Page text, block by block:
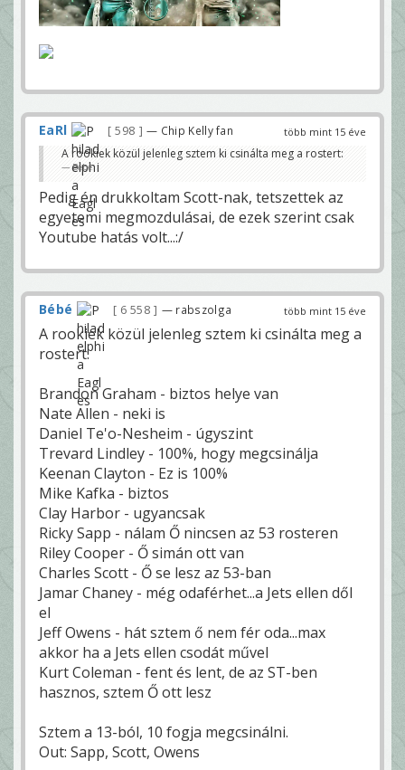
több mint 15 éve
EaRl 598 — Chip Kelly fan
A rookiek közül jelenleg sztem ki csinálta meg a rostert:
Bébé
Pedig én drukkoltam Scott-nak, tetszettek az
egyetemi megmozdulásai, de ezek szerint csak
Youtube hatás volt...:/
több mint 15 éve
Bébé 6 558 — rabszolga
A rookiek közül jelenleg sztem ki csinálta meg a
rostert:
Brandon Graham - biztos helye van
Nate Allen - neki is
Daniel Te'o-Nesheim - úgyszint
Trevard Lindley - 100%, hogy megcsinálja
Keenan Clayton - Ez is 100%
Mike Kafka - biztos
Clay Harbor - ugyancsak
Ricky Sapp - nálam Ő nincsen az 53 rosteren
Riley Cooper - Ő simán ott van
Charles Scott - Ő se lesz az 53-ban
Jamar Chaney - még odaférhet...a Jets ellen dől
el
Jeff Owens - hát sztem ő nem fér oda...max
akkor ha a Jets ellen csodát művel
Kurt Coleman - fent és lent, de az ST-ben
hasznos, sztem Ő ott lesz
Sztem a 13-ból, 10 fogja megcsinálni.
Out: Sapp, Scott, Owens